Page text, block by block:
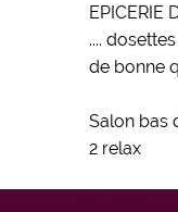
EPICERIE
....
de bonne
Salon bas
2 relax